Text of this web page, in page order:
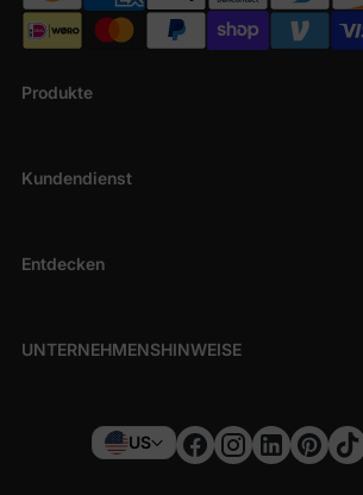
Produkte
Kundendienst
Entdecken
UNTERNEHMENSHINWEISE
US